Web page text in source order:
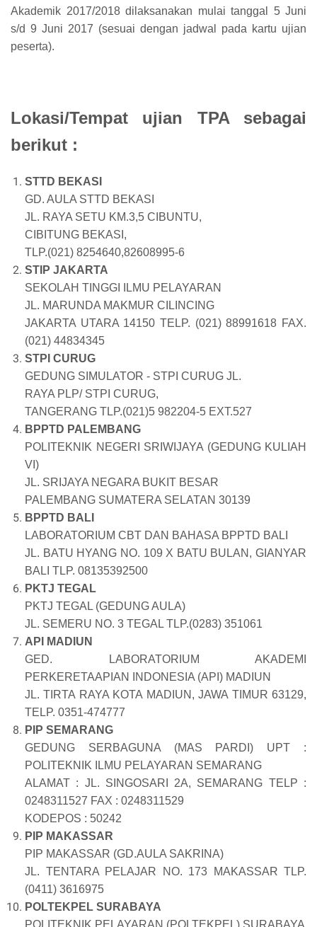
Akademik 2017/2018 dilaksanakan mulai tanggal 5 Juni
s/d 9 Juni 2017 (sesuai dengan jadwal pada kartu ujian
peserta).
Lokasi/Tempat ujian TPA sebagai
berikut :
STTD BEKASI
GD. AULA STTD BEKASI
JL. RAYA SETU KM.3,5 CIBUNTU,
CIBITUNG BEKASI,
TLP.(021) 8254640,82608995-6
STIP JAKARTA
SEKOLAH TINGGI ILMU PELAYARAN
JL. MARUNDA MAKMUR CILINCING
JAKARTA UTARA 14150 TELP. (021) 88991618 FAX.
(021) 44834345
STPI CURUG
GEDUNG SIMULATOR - STPI CURUG JL.
RAYA PLP/ STPI CURUG,
TANGERANG TLP.(021)5 982204-5 EXT.527
BPPTD PALEMBANG
POLITEKNIK NEGERI SRIWIJAYA (GEDUNG KULIAH
VI)
JL. SRIJAYA NEGARA BUKIT BESAR
PALEMBANG SUMATERA SELATAN 30139
BPPTD BALI
LABORATORIUM CBT DAN BAHASA BPPTD BALI
JL. BATU HYANG NO. 109 X BATU BULAN, GIANYAR
BALI TLP. 08135392500
PKTJ TEGAL
PKTJ TEGAL (GEDUNG AULA)
JL. SEMERU NO. 3 TEGAL TLP.(0283) 351061
API MADIUN
GED. LABORATORIUM AKADEMI
PERKERETAAPIAN INDONESIA (API) MADIUN
JL. TIRTA RAYA KOTA MADIUN, JAWA TIMUR 63129,
TELP. 0351-474777
PIP SEMARANG
GEDUNG SERBAGUNA (MAS PARDI) UPT :
POLITEKNIK ILMU PELAYARAN SEMARANG
ALAMAT : JL. SINGOSARI 2A, SEMARANG TELP :
0248311527 FAX : 0248311529
KODEPOS : 50242
PIP MAKASSAR
PIP MAKASSAR (GD.AULA SAKRINA)
JL. TENTARA PELAJAR NO. 173 MAKASSAR TLP.
(0411) 3616975
POLTEKPEL SURABAYA
POLITEKNIK PELAYARAN (POLTEKPEL) SURABAYA